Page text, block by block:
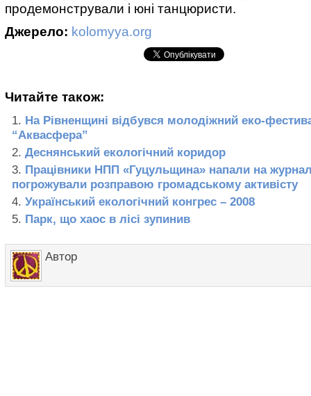
продемонстрували і юні танцюристи.
Джерело: kolomyya.org
Читайте також:
На Рівненщині відбувся молодіжний еко-
“Аквасфера”
Деснянський екологічний коридор
Працівники НПП «Гуцульщина» напали на
погрожували розправою громадському активісту
Український екологічний конгрес – 2008
Парк, що хаос в лісі зупинив
Автор